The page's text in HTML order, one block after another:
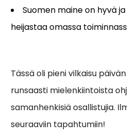
Suomen maine on hyvä
heijastaa omassa
Tässä oli pieni vilkaisu
runsaasti mielenkiintoista
samanhenkisiä osallistujia.
seuraaviin tapahtumiin!